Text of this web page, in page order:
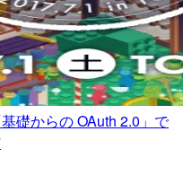
礎からの OAuth 2.0」で